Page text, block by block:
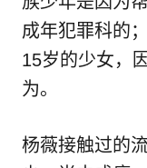
成年犯罪科的
15岁的少女，
为。
杨薇接触过的